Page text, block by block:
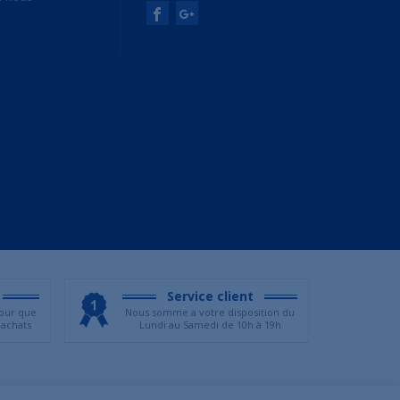
que
Service client
Nous somme a votre disposition du
Lundi au Samedi de 10h à 19h